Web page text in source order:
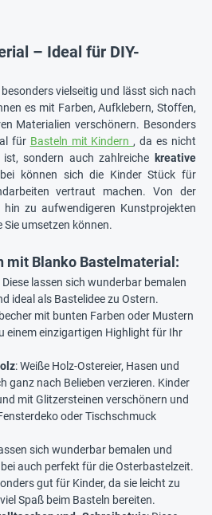
– Ideal für DIY-
vielseitig und lässt sich nach
es mit Farben, Aufklebern, Stoffen,
Materialien verschönern. Besonders
für Basteln mit Kindern , da es nicht
sondern auch zahlreiche kreative
können sich die Kinder Stück für
vertraut machen. Von der
hin zu aufwendigeren Kunstprojekten
Sie umsetzen können.
mit Blanko Bastelmaterial:
Diese lassen sich wunderbar bemalen
ideal als Bastelidee zu Ostern.
mit bunten Farben oder Mustern
einem einzigartigen Highlight für Ihr
: Weiße Holz-Ostereier, Hasen und
ganz nach Belieben verzieren. Kinder
mit Glitzersteinen verschönern und
oder Tischschmuck
sich wunderbar bemalen und
auch perfekt für die Osterbastelzeit.
gut für Kinder, da sie leicht zu
Spaß beim Basteln bereiten.